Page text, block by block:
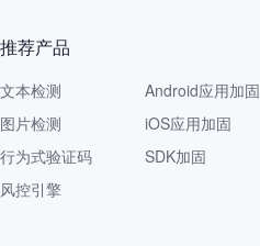
推荐产品
文本检测
图片检测
行为式验证码
风控引擎
Android应用加固
iOS应用加固
SDK加固